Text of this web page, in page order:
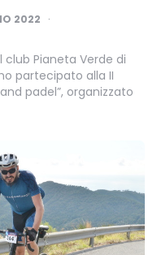
2022
club Pianeta Verde di
partecipato alla II
padel”, organizzato